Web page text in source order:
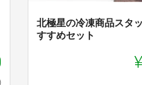
北極星の冷凍商品スタ
すすめセット